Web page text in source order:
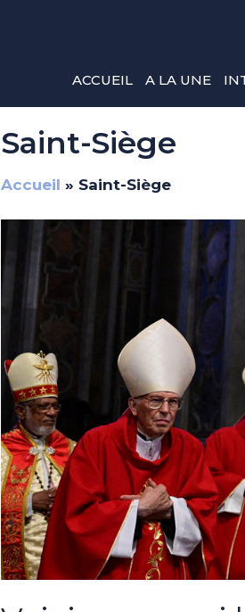
ACCUEIL A LA UNE
Saint-Siège
Accueil » Saint-Siège